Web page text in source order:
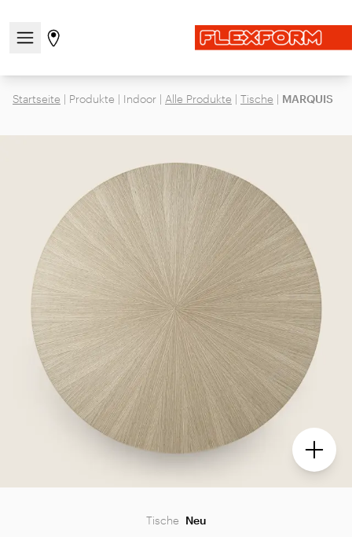
Navigationsmenü öffnen / schließen
Gehen Sie zur Store-Seite
Startseite | Produkte | Indoor | Alle Produkte | Tische | MARQUIS
Tische Neu